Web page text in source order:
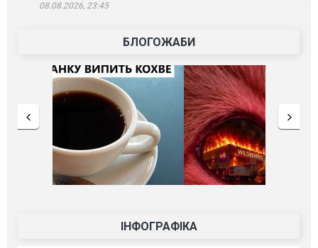
08.08.2026, 23:45
БЛОГОЖАБИ
ІНФОГРАФІКА